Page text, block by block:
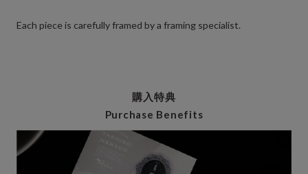
Each piece is carefully framed by a framing specialist.
購入特典
Purchase Benefits